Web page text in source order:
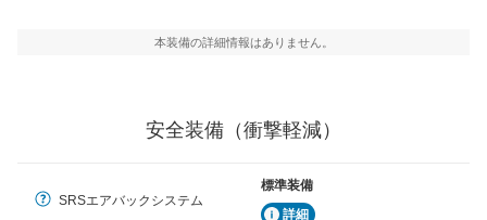
本装備の詳細情報はありません。
安全装備（衝撃軽減）
SRSエアバックシステム
標準装備
詳細